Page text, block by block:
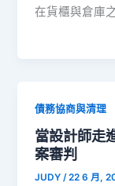
在貨櫃與倉庫
債務協商與清理
當設計師走
案審判
JUDY/22 6 月,